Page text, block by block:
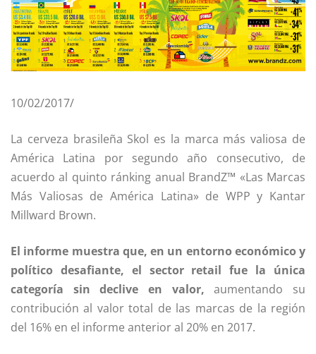
10/02/2017/
La cerveza brasileña Skol es la marca más valiosa de
América Latina por segundo año consecutivo, de
acuerdo al quinto ránking anual BrandZ™ «Las Marcas
Más Valiosas de América Latina» de WPP y Kantar
Millward Brown.
El informe muestra que, en un entorno económico y
político desafiante, el sector retail fue la única
categoría sin declive en valor, aumentando su
contribución al valor total de las marcas de la región
del 16% en el informe anterior al 20% en 2017.